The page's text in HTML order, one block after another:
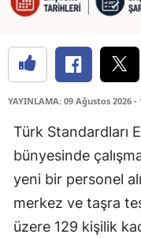
YAYINLAMA: 09 Ağustos 2026 -
Türk Standardları
bünyesinde
yeni bir personel
merkez ve taşra
üzere 129 kişilik